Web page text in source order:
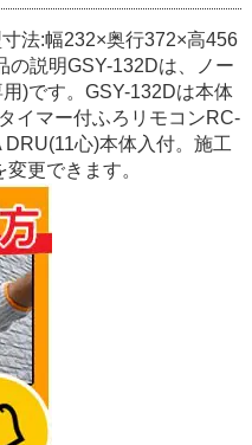
法:幅232×奥行372×高456
の説明GSY-132Dは、ノー
)です。GSY-132Dは本体
イマー付ふろリモコンRC-
心)本体入付。施工
更できます。